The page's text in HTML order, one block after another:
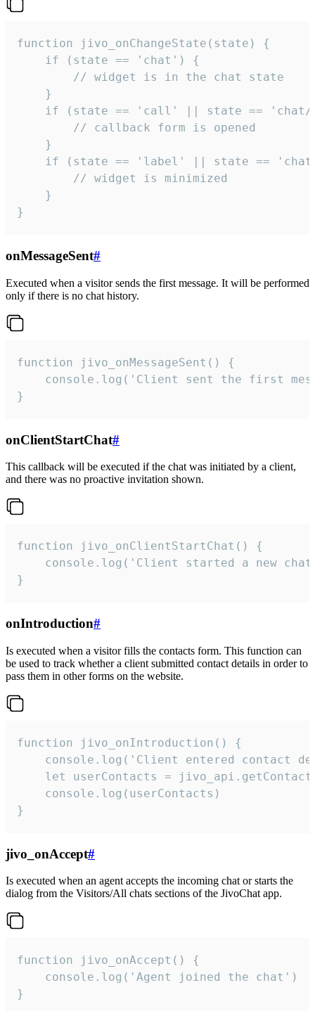
function jivo_onChangeState(state) {
    if (state == 'chat') {
        // widget is in the chat state
    }
if (state == 'call' || state ==
        // callback form is opened
    }
if (state == 'label' || state ==
        // widget is minimized
    }
}
onMessageSent#
Executed when a visitor sends the first message. It will be performed
only if there is no chat history.
function jivo_onMessageSent() {
console.log('Client sent the first
}
onClientStartChat#
This callback will be executed if the chat was initiated by a client,
and there was no proactive invitation shown.
function jivo_onClientStartChat() {
console.log('Client started a new
}
onIntroduction#
Is executed when a visitor fills the contacts form. This function can
be used to track whether a client submitted contact details in order to
pass them in other forms on the website.
function jivo_onIntroduction() {
console.log('Client entered contact
let userContacts =
    console.log(userContacts)
}
jivo_onAccept#
Is executed when an agent accepts the incoming chat or starts the
dialog from the Visitors/All chats sections of the JivoChat app.
function jivo_onAccept() {
}